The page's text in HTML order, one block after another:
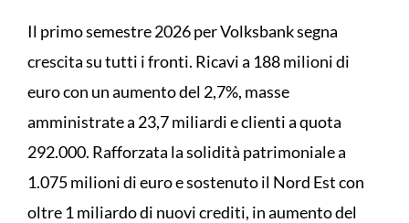
Il primo semestre 2026 per Volksbank segna
crescita su tutti i fronti. Ricavi a 188 milioni di
euro con un aumento del 2,7%, masse
amministrate a 23,7 miliardi e clienti a quota
292.000. Rafforzata la solidità patrimoniale a
1.075 milioni di euro e sostenuto il Nord Est con
oltre 1 miliardo di nuovi crediti, in aumento del